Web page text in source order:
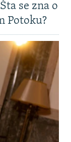
se zna o
Potoku?